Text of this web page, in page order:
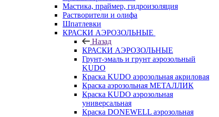
Мастика, праймер, гидроизоляция
Растворители и олифа
Шпатлевки
КРАСКИ АЭРОЗОЛЬНЫЕ
Назад
КРАСКИ АЭРОЗОЛЬНЫЕ
Грунт-эмаль и грунт аэрозольный
KUDO
Краска KUDO аэрозольная акриловая
Краска аэрозольная МЕТАЛЛИК
Краска KUDO аэрозольная
универсальная
Краска DONEWELL аэрозольная